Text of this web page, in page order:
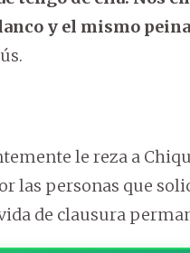
y el mismo
le reza a
las personas que
de clausura